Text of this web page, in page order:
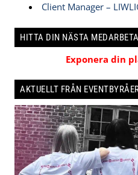
Client Manager –
HITTA DIN NÄSTA
Exponera din
AKTUELLT FRÅN